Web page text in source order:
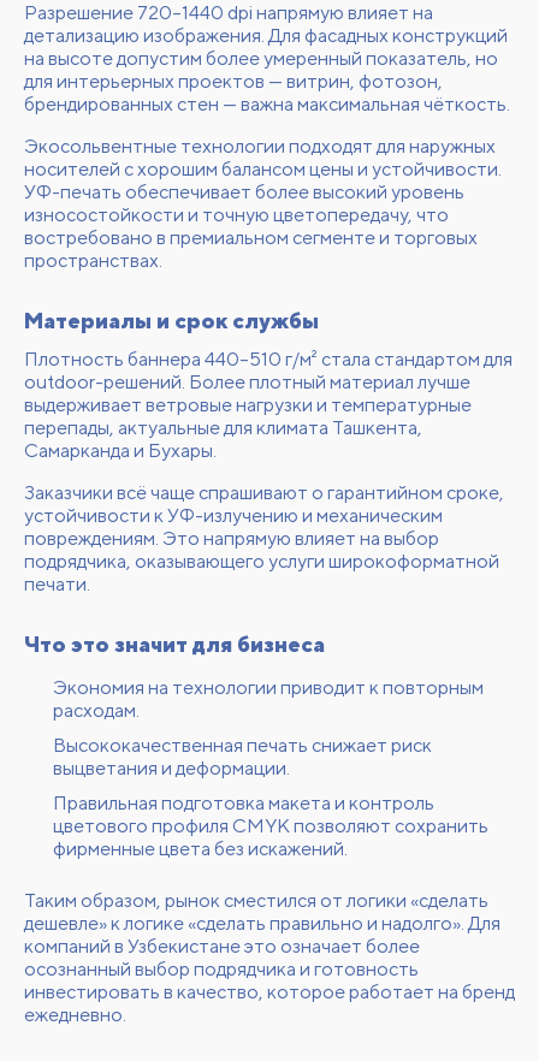
Разрешение 720–1440 dpi напрямую влияет на
детализацию изображения. Для фасадных конструкций
на высоте допустим более умеренный показатель, но
для интерьерных проектов — витрин, фотозон,
брендированных стен — важна максимальная чёткость.
Экосольвентные технологии подходят для наружных
носителей с хорошим балансом цены и устойчивости.
УФ-печать обеспечивает более высокий уровень
износостойкости и точную цветопередачу, что
востребовано в премиальном сегменте и торговых
пространствах.
Материалы и срок службы
Плотность баннера 440–510 г/м² стала стандартом для
outdoor-решений. Более плотный материал лучше
выдерживает ветровые нагрузки и температурные
перепады, актуальные для климата Ташкента,
Самарканда и Бухары.
Заказчики всё чаще спрашивают о гарантийном сроке,
устойчивости к УФ-излучению и механическим
повреждениям. Это напрямую влияет на выбор
подрядчика, оказывающего услуги широкоформатной
печати.
Что это значит для бизнеса
Экономия на технологии приводит к повторным
расходам.
Высококачественная печать снижает риск
выцветания и деформации.
Правильная подготовка макета и контроль
цветового профиля CMYK позволяют сохранить
фирменные цвета без искажений.
Таким образом, рынок сместился от логики «сделать
дешевле» к логике «сделать правильно и надолго». Для
компаний в Узбекистане это означает более
осознанный выбор подрядчика и готовность
инвестировать в качество, которое работает на бренд
ежедневно.